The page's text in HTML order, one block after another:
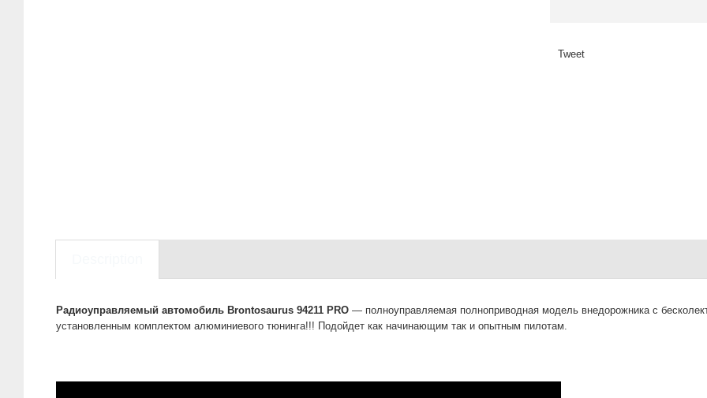
Tweet
Радиоуправляемый автомобиль Brontosaurus 94211 PRO — полноуправляемая полноприводная модель внедорожника с
установленным комплектом алюминиевого тюнинга!!! Подойдет как начинающим так и опытным пилотам.